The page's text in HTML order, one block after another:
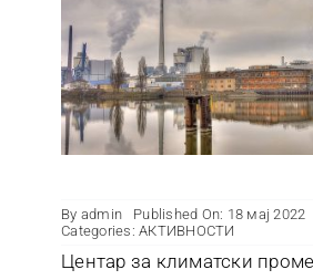
By admin
Published On: 18 мај 2022
Categories:АКТИВНОСТИ
Центар за климатски